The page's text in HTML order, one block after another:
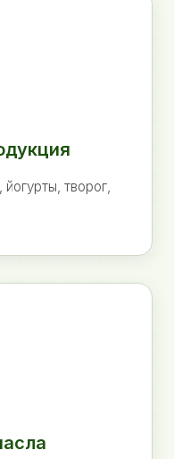
творог,